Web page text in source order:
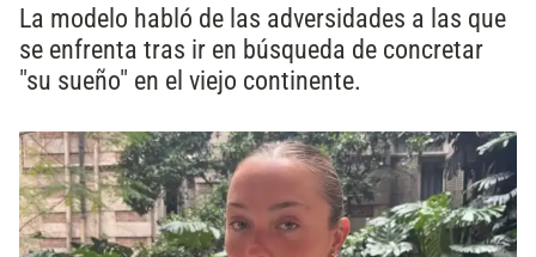
La modelo habló de las adversidades a las que
se enfrenta tras ir en búsqueda de concretar
"su sueño" en el viejo continente.